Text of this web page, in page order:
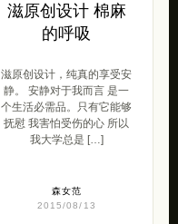
滋原创设计 棉麻
的呼吸
滋原创设计，纯真的享受安
静。 安静对于我而言 是一
个生活必需品。只有它能够
抚慰 我害怕受伤的心 所以
我大学总是 […]
森女范
2015/08/13